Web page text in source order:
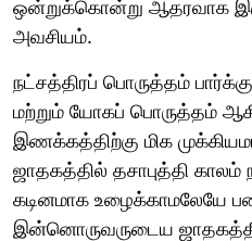
ஒன்றுக்கொன்று ஆதரவாக
அவசியம்.
நட்சத்திரப் பொருத்தம்
மற்றும் யோகப் பொருத்தம்
இணக்கத்திற்கு மிக
ஜாதகத்தில் தசாபுத்தி
கடினமாக உழைக்காமலேயே
இன்னொருவருடைய